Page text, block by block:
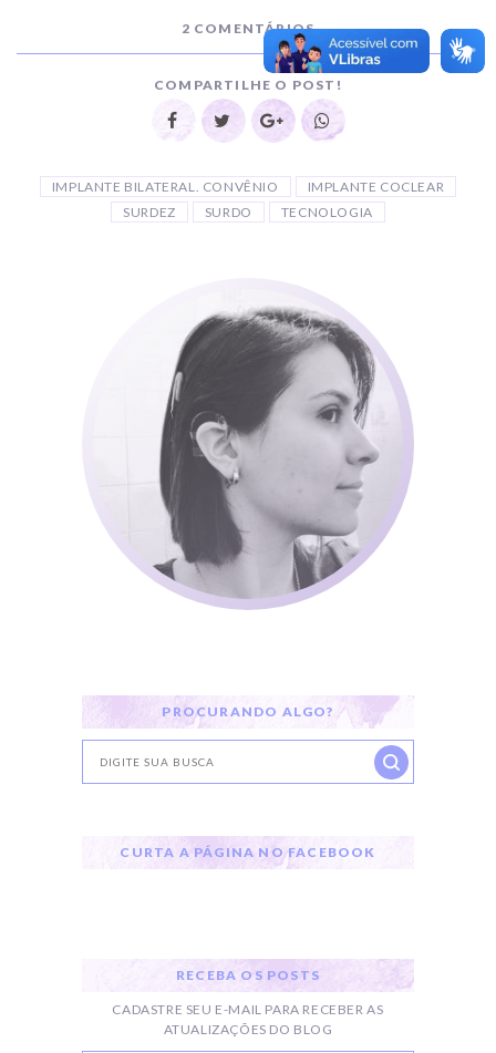
2 COMENTÁRIOS
COMPARTILHE O POST!
IMPLANTE BILATERAL. CONVÊNIO
IMPLANTE COCLEAR
SURDEZ
SURDO TECNOLOGIA
PROCURANDO ALGO?
CURTA A PÁGINA NO FACEBOOK
RECEBA OS POSTS
CADASTRE SEU E-MAIL PARA RECEBER AS
ATUALIZAÇÕES DO BLOG